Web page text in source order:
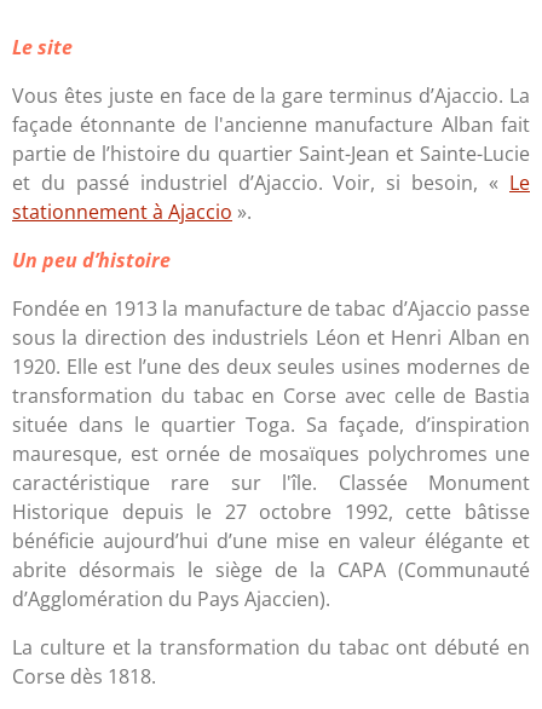
Le site
Vous êtes juste en face de la gare terminus d’Ajaccio. La
façade étonnante de l'ancienne manufacture Alban fait
partie de l’histoire du quartier Saint-Jean et Sainte-Lucie
et du passé industriel d’Ajaccio. Voir, si besoin, « Le
stationnement à Ajaccio ».
Un peu d’histoire
Fondée en 1913 la manufacture de tabac d’Ajaccio passe
sous la direction des industriels Léon et Henri Alban en
1920. Elle est l’une des deux seules usines modernes de
transformation du tabac en Corse avec celle de Bastia
située dans le quartier Toga. Sa façade, d’inspiration
mauresque, est ornée de mosaïques polychromes une
caractéristique rare sur l'île. Classée Monument
Historique depuis le 27 octobre 1992, cette bâtisse
bénéficie aujourd’hui d’une mise en valeur élégante et
abrite désormais le siège de la CAPA (Communauté
d’Agglomération du Pays Ajaccien).
La culture et la transformation du tabac ont débuté en
Corse dès 1818.